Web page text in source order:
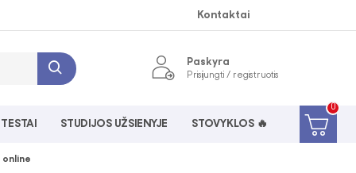
Kontaktai
Paskyra
Prisijungti / registruotis
STUDIJOS UŽSIENYJE STOVYKLOS 🔥
0